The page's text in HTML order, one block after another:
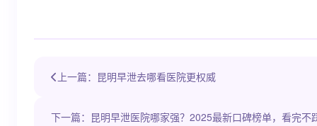
上一篇：昆明早泄去哪看医院更权威
下一篇：昆明早泄医院哪家强？2025最新口碑榜单，看完不